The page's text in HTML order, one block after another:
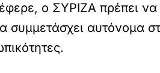
ο ΣΥΡΙΖΑ πρέπει να
συμμετάσχει αυτόνομα